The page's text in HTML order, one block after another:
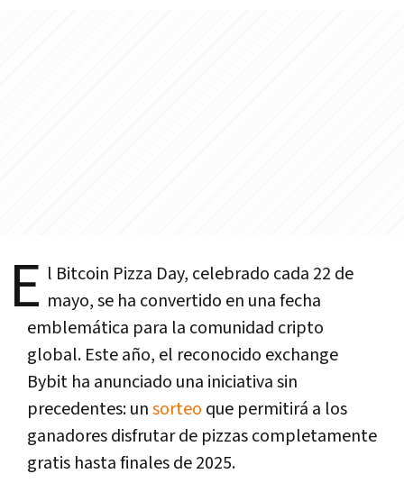
E l Bitcoin Pizza Day, celebrado cada 22 de
mayo, se ha convertido en una fecha
emblemática para la comunidad cripto
global. Este año, el reconocido exchange
Bybit ha anunciado una iniciativa sin
precedentes: unsorteo que permitirá a los
ganadores disfrutar de pizzas completamente
gratis hasta finales de 2025.